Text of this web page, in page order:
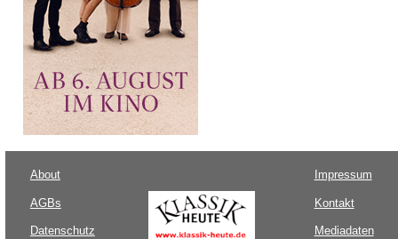
About
AGBs
Datenschutz
Impressum
Kontakt
Mediadaten